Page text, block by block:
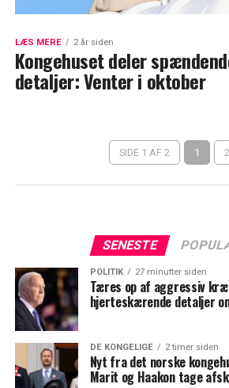
LÆS MERE 2 år siden
Kongehuset deler
detaljer: Venter i oktober
SIDE 1 AF 2 1 2
SENESTE
POLITIK 27 minutter siden
Tæres op af aggressiv
hjerteskærende detaljer
DE KONGELIGE 2 timer siden
Nyt fra det norske
Marit og Haakon tage